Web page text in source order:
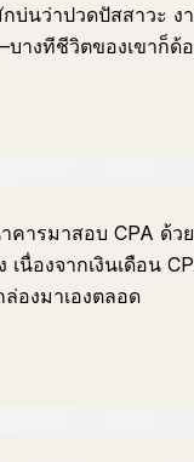
นว่าปวดปัสสาวะ ง
างทีชีวิตของเขาก็ด้
คารมาสอบ CPA ด้
นื่องจากเงินเดือน
องมาเองตลอด